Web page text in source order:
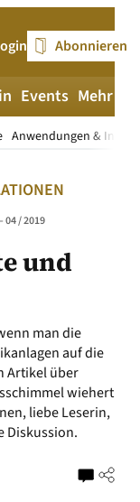
Abonnieren
Anwendungen &
Events Mehr
04 / 2019
und
man die
auf die
Artikel über
wiehert
liebe Leserin,
Diskussion.